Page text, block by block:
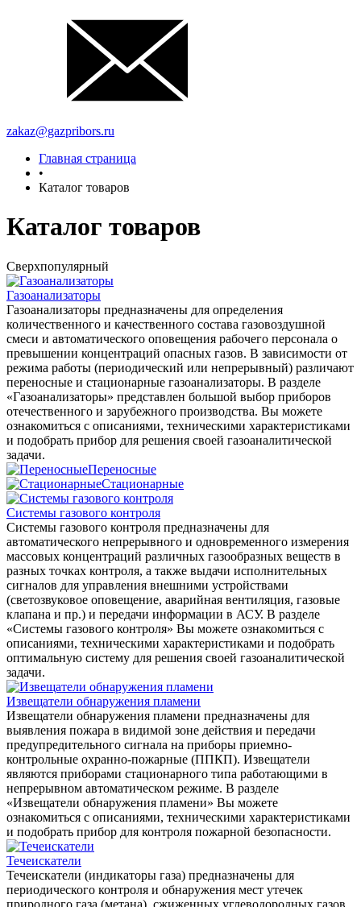
zakaz@gazpribors.ru
Главная страница
•
Каталог товаров
Каталог товаров
Сверхпопулярный
Газоанализаторы
Газоанализаторы предназначены для определения
количественного и качественного состава газовоздушной
смеси и автоматического оповещения рабочего персонала о
превышении концентраций опасных газов. В зависимости от
режима работы (периодический или непрерывный) различают
переносные и стационарные газоанализаторы. В разделе
«Газоанализаторы» представлен большой выбор приборов
отечественного и зарубежного производства. Вы можете
ознакомиться с описаниями, техническими характеристиками
и подобрать прибор для решения своей газоаналитической
задачи.
Переносные
Стационарные
Системы газового контроля
Системы газового контроля предназначены для
автоматического непрерывного и одновременного измерения
массовых концентраций различных газообразных веществ в
разных точках контроля, а также выдачи исполнительных
сигналов для управления внешними устройствами
(светозвуковое оповещение, аварийная вентиляция, газовые
клапана и пр.) и передачи информации в АСУ. В разделе
«Системы газового контроля» Вы можете ознакомиться с
описаниями, техническими характеристиками и подобрать
оптимальную систему для решения своей газоаналитической
задачи.
Извещатели обнаружения пламени
Извещатели обнаружения пламени предназначены для
выявления пожара в видимой зоне действия и передачи
предупредительного сигнала на приборы приемно-
контрольные охранно-пожарные (ППКП). Извещатели
являются приборами стационарного типа работающими в
непрерывном автоматическом режиме. В разделе
«Извещатели обнаружения пламени» Вы можете
ознакомиться с описаниями, техническими характеристиками
и подобрать прибор для контроля пожарной безопасности.
Течеискатели
Течеискатели (индикаторы газа) предназначены для
периодического контроля и обнаружения мест утечек
природного газа (метана), сжиженных углеводородных газов,